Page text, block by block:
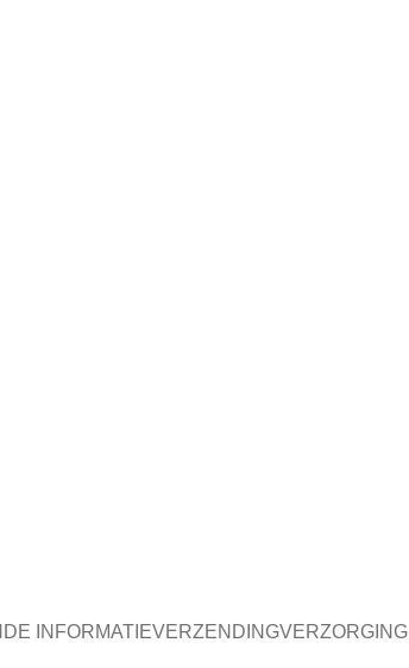
INFORMATIEVERZENDINGVERZORGING